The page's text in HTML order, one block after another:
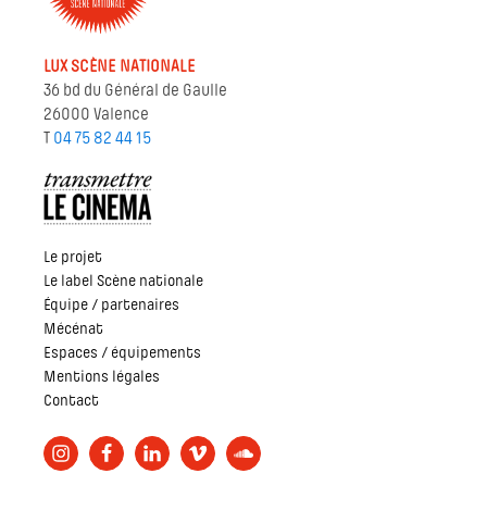
LUX SCÈNE NATIONALE
36 bd du Général de Gaulle
26000 Valence
T 04 75 82 44 15
Le projet
Le label Scène nationale
Équipe / partenaires
Mécénat
Espaces / équipements
Mentions légales
Contact